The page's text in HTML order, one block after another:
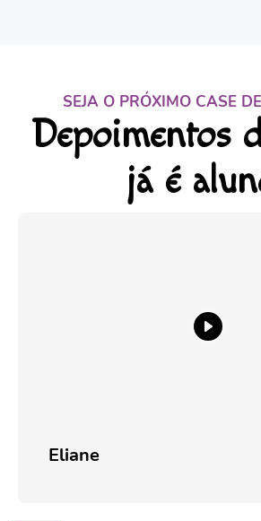
SEJA O PRÓXIMO CASE
Depoimentos
já é
Eliane